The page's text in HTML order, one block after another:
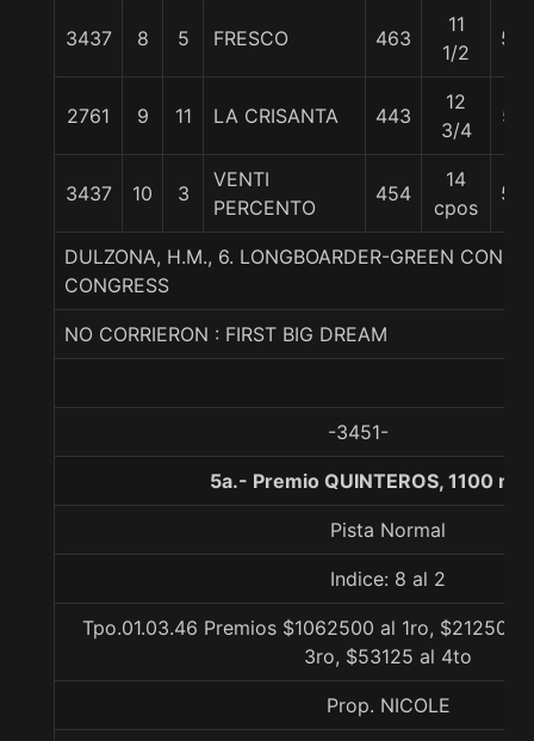
3437 8 5 FRESCO 463
11
1/2
55
2761 9 11 LA CRISANTA 443
12
3/4
57
3437 10 3
VENTI
PERCENTO
454
14
cpos
56
DULZONA, H.M., 6. LONGBOARDER-GREEN
CONGRESS
NO CORRIERON : FIRST BIG DREAM
-3451-
5a.- Premio QUINTEROS, 1100
Pista Normal
Indice: 8 al 2
Tpo.01.03.46 Premios $1062500 al 1ro, $212500
3ro, $53125 al 4to
Prop. NICOLE